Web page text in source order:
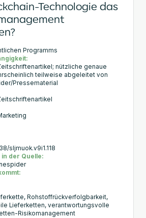
Technologie das
Programms
nützliche genaue
teilweise abgeleitet von
Pressematerial
sljmuok.v9i1.118
der Quelle:
Rohstoffrückverfolgbarkeit,
Lieferketten, verantwortungsvolle
Risikomanagement